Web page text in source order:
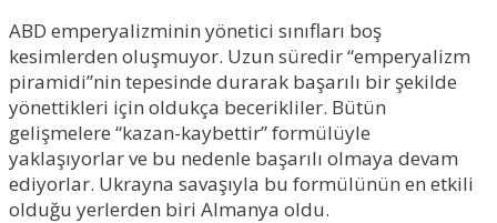
ABD emperyalizminin yönetici sınıfları boş
kesimlerden oluşmuyor. Uzun süredir “emperyalizm
piramidi”nin tepesinde durarak başarılı bir şekilde
yönettikleri için oldukça becerikliler. Bütün
gelişmelere “kazan-kaybettir” formülüyle
yaklaşıyorlar ve bu nedenle başarılı olmaya devam
ediyorlar. Ukrayna savaşıyla bu formülünün en etkili
olduğu yerlerden biri Almanya oldu.